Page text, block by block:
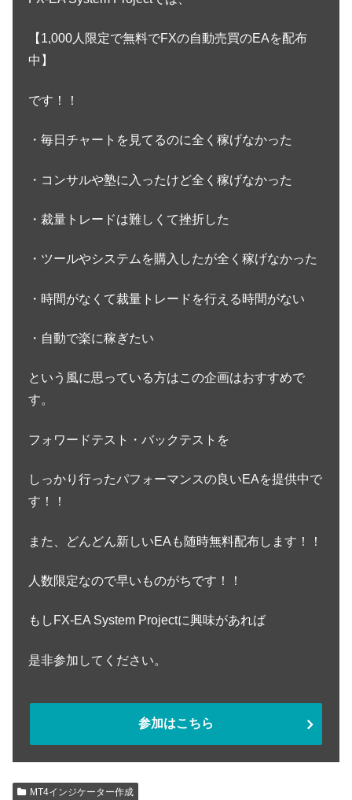
【1,000人限定で無料でFXの自動売買のEAを配布
中】
です！！
・毎日チャートを見てるのに全く稼げなかった
・コンサルや塾に入ったけど全く稼げなかった
・裁量トレードは難しくて挫折した
・ツールやシステムを購入したが全く稼げなかった
・時間がなくて裁量トレードを行える時間がない
・自動で楽に稼ぎたい
という風に思っている方はこの企画はおすすめで
す。
フォワードテスト・バックテストを
しっかり行ったパフォーマンスの良いEAを提供中で
す！！
また、どんどん新しいEAも随時無料配布します！！
人数限定なので早いものがちです！！
もしFX-EA System Projectに興味があれば
是非参加してください。
参加はこちら
MT4インジケーター作成